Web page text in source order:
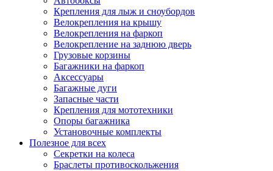
Крепления для лыж и сноубордов
Велокрепления на крышу
Велокрепления на фаркоп
Велокрепление на заднюю дверь
Грузовые корзины
Багажники на фаркоп
Аксессуары
Багажные дуги
Запасные части
Крепления для мототехники
Опоры багажника
Установочные комплекты
Полезное для всех
Секретки на колеса
Браслеты противоскольжения